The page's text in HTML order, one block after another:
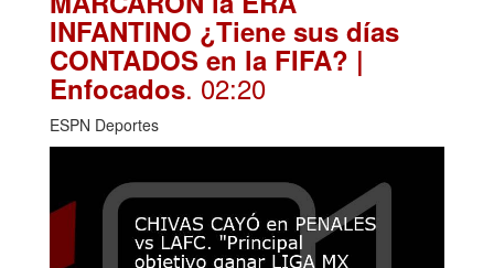
INFANTINO ¿Tiene sus días
CONTADOS en la FIFA? |
Enfocados. 02:20
ESPN Deportes